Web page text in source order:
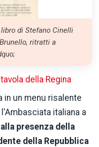
di Stefano Cinelli
ritratti a
della Regina
in un menu risalente
italiana a
presenza della
della Repubblica